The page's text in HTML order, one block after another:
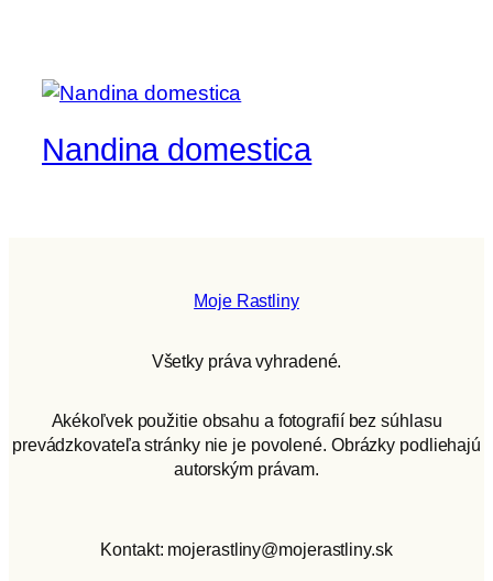
Nandina domestica
Moje Rastliny
Všetky práva vyhradené.
Akékoľvek použitie obsahu a fotografií bez súhlasu
prevádzkovateľa stránky nie je povolené. Obrázky podliehajú
autorským právam.
Kontakt: mojerastliny@mojerastliny.sk